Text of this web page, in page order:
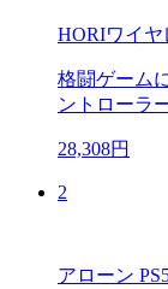
HORIワイヤ
格闘ゲーム
ントローラ
28,308円
2
アローン